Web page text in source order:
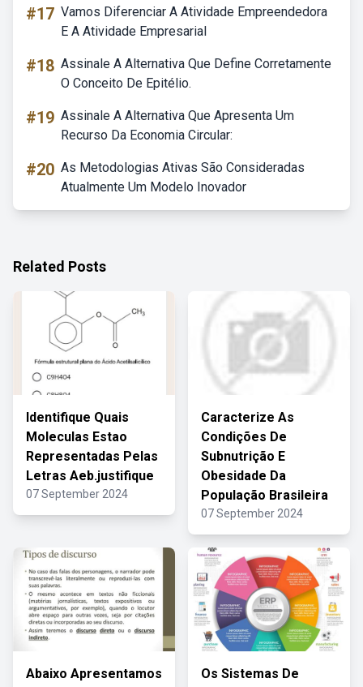
#17 Vamos Diferenciar A Atividade Empreendedora
E A Atividade Empresarial
#18 Assinale A Alternativa Que Define Corretamente
O Conceito De Epitélio.
#19 Assinale A Alternativa Que Apresenta Um
Recurso Da Economia Circular:
#20 As Metodologias Ativas São Consideradas
Atualmente Um Modelo Inovador
Related Posts
Identifique Quais
Moleculas Estao
Representadas Pelas
Letras Aeb.justifique
07 September 2024
Caracterize As
Condições De
Subnutrição E
Obesidade Da
População Brasileira
07 September 2024
Abaixo Apresentamos
Os Sistemas De